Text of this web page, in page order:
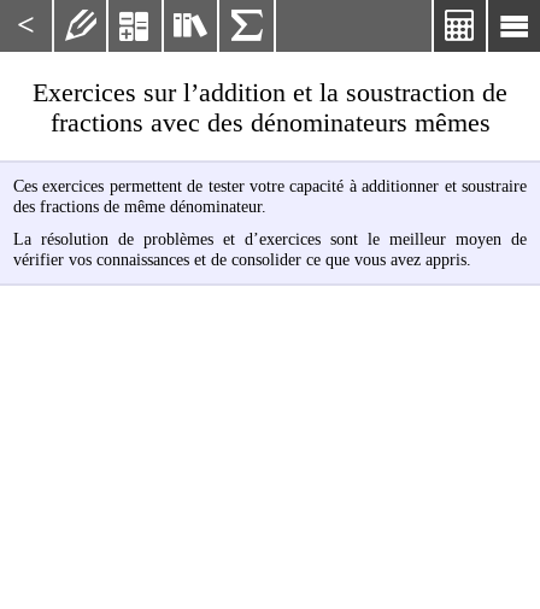
< 

   
Exercices sur l’addition et la soustraction de
fractions avec des dénominateurs mêmes
Ces exercices permettent de tester votre capacité à additionner et soustraire
des fractions de même dénominateur.
La résolution de problèmes et d’exercices sont le meilleur moyen de
vérifier vos connaissances et de consolider ce que vous avez appris.